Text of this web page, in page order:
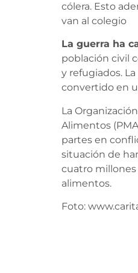
cólera. Esto
van al colegio
La guerra ha
población civil
y refugiados.
convertido en
La
Alimentos
partes en
situación de
cuatro millones
alimentos.
Foto: